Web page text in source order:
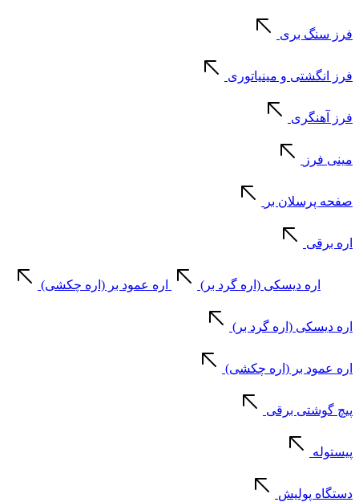
فرز سنگ بری
فرز انگشتی و مینیاتوری
فرز آهنگری
مینی فرز
صفحه پرسلان بر
اره برقی
اره دیسکی (اره گرد بر) اره عمود بر (اره چکشی)
اره دیسکی (اره گرد بر)
اره عمود بر (اره چکشی)
پیچ گوشتی برقی
پیستوله
دستگاه پولیش